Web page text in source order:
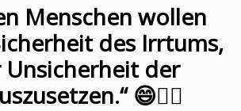
Menschen wollen
des Irrtums,
Unsicherheit der
😄🤷‍♂️